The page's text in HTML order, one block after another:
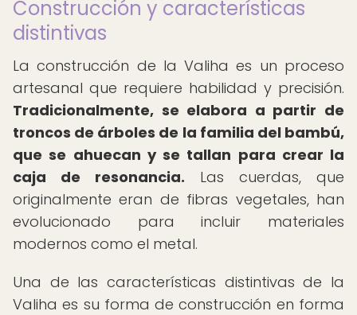
Construcción y características
distintivas
La construcción de la Valiha es un proceso
artesanal que requiere habilidad y precisión.
Tradicionalmente, se elabora a partir de
troncos de árboles de la familia del bambú,
que se ahuecan y se tallan para crear la
caja de resonancia. Las cuerdas, que
originalmente eran de fibras vegetales, han
evolucionado para incluir materiales
modernos como el metal.
Una de las características distintivas de la
Valiha es su forma de construcción en forma